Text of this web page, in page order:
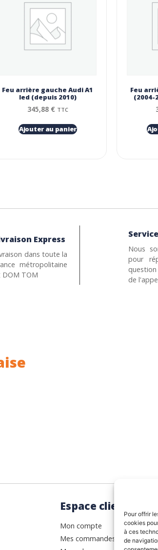
Pour offrir
cookies
à ces
de
Feu arrière gauche Audi A1
led (depuis 2010)
345,88 € TTC
Ajouter au panier
Feu
(2004-
Express
dans toute la
métropolitaine
DOM TOM
Nous
pour
de
Espace client
Mon compte
Mes commandes